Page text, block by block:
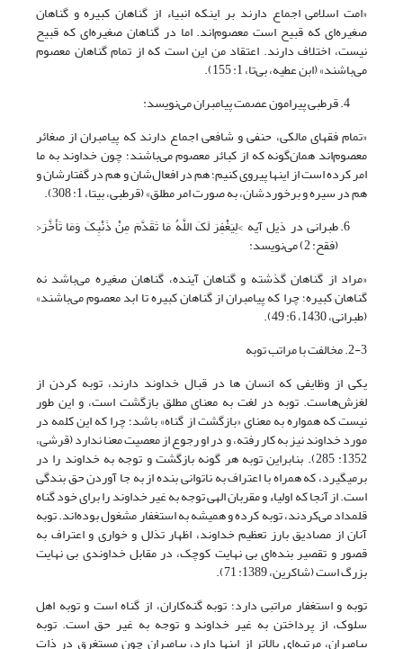
«امت اسلامی اجماع دارند بر اینکه انبیاء از گناهان کبیره و گناهان
صغیره‌ای که قبیح است معصوم‌اند. اما در گناهان صغیره‌ای که قبیح
نیست، اختلاف دارند. اعتقاد من این است که از تمام گناهان معصوم
می‌باشند» (ابن عطیه، بی‌تا، 1: 155).
قرطبی پیرامون عصمت پیامبران می‌نویسد:
«تمام فقهای مالکی، حنفی و شافعی اجماع دارند که پیامبران از صغائر
معصوم‌اند همان‌گونه که از کبائر معصوم می‌باشند؛ چون خداوند به ما
امر کرده است از اینها پیروی کنیم؛ هم در افعال‌شان و هم در گفتارشان و
هم در سیره و برخوردشان، به صورت امر مطلق» (قرطبی، بی‎تا، 1: 308).
طبرانی در ذیل آیه >لِیَغْفِرَ لَکَ اللَّهُ مَا تَقَدَّمَ مِنْ ذَنْبِکَ وَمَا تَأَخَّرَ<
(فقح: 2) می‌نویسد:
«مراد از گناهان گذشته و گناهان آینده، گناهان صغیره می‌باشد نه
گناهان کبیره؛ چرا که پیامبران از گناهان کبیره تا ابد معصوم می‌باشند»
(طبرانی، 1430، 6: 49).
2-3. مخالفت با مراتب توبه
یکی از وظایفی که انسان ها در قبال خداوند دارند، توبه کردن از
لغزش‌هاست. توبه در لغت به معنای مطلق بازگشت است، و این طور
نیست که همواره به معنای «بازگشت از گناه» باشد؛ چرا که این کلمه در
مورد خداوند نیز به کار رفته، و در او رجوع از معصیت معنا ندارد (قرشی،
1352: 285). بنابراین توبه هر گونه بازگشت و توجه به خداوند را در
برمی‎گیرد، که همراه با اعتراف به ناتوانی بنده از به جا آوردن حق بندگی
است. از آنجا که اولیاء و مقربان الهی توجه به غیر خداوند را برای خود گناه
قلمداد می‌کردند، توبه کرده و همیشه به استغفار مشغول بوده‌اند. توبه
آنان از مصادیق بارز تعظیم خداوند، اظهار تذلل و خواری و اعتراف به
قصور و تقصیر بنده‌ای بی نهایت کوچک، در مقابل خداوندی بی نهایت
بزرگ است (شاکرین، 1389: 71).
توبه و استغفار مراتبی دارد؛ توبه گنه‌کاران، از گناه است و توبه اهل
سلوک، از پرداختن به غیر خداوند و توجه به غیر حق است. توبه
پیامبران، مرتبه‌ای بالاتر از اینها دارد، پیامبران چون مستغرق در ذات